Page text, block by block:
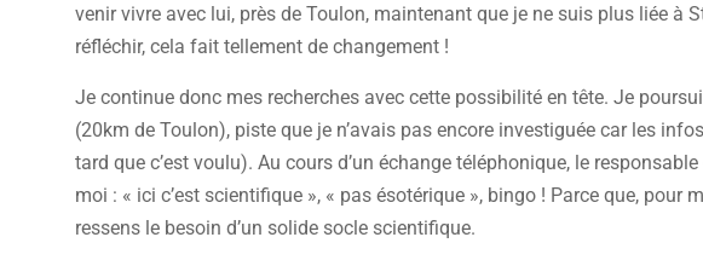
venir vivre avec lui, près de Toulon, maintenant que je ne suis plus liée à
réfléchir, cela fait tellement de changement !
Je continue donc mes recherches avec cette possibilité en tête. Je
(20km de Toulon), piste que je n’avais pas encore investiguée car les
tard que c’est voulu). Au cours d’un échange téléphonique, le
moi : « ici c’est scientifique », « pas ésotérique », bingo ! Parce que,
ressens le besoin d’un solide socle scientifique.